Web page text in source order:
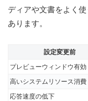
ディアや文書をよく
あります。
設定変更前
プレビューウィンドウ有効
高いシステムリソース消費
応答速度の低下